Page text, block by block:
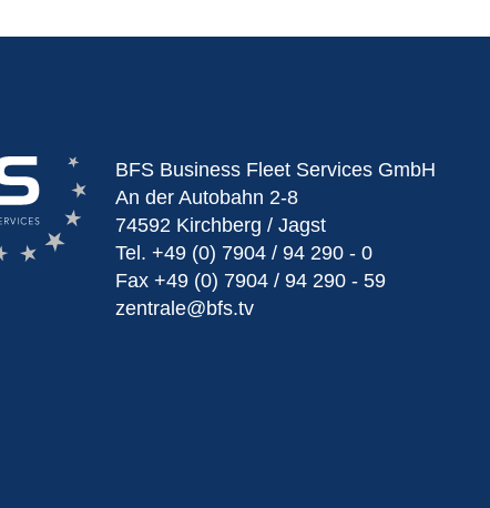
BFS Business Fleet Services GmbH
An der Autobahn 2-8
74592 Kirchberg / Jagst
Tel.+49 (0) 7904 / 94 290 - 0
Fax+49 (0) 7904 / 94 290 - 59
zentrale@bfs.tv